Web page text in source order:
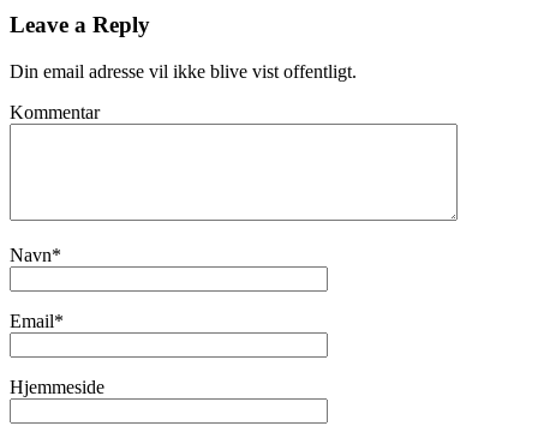
Leave a Reply
Din email adresse vil ikke blive vist offentligt.
Kommentar
Navn*
Email*
Hjemmeside